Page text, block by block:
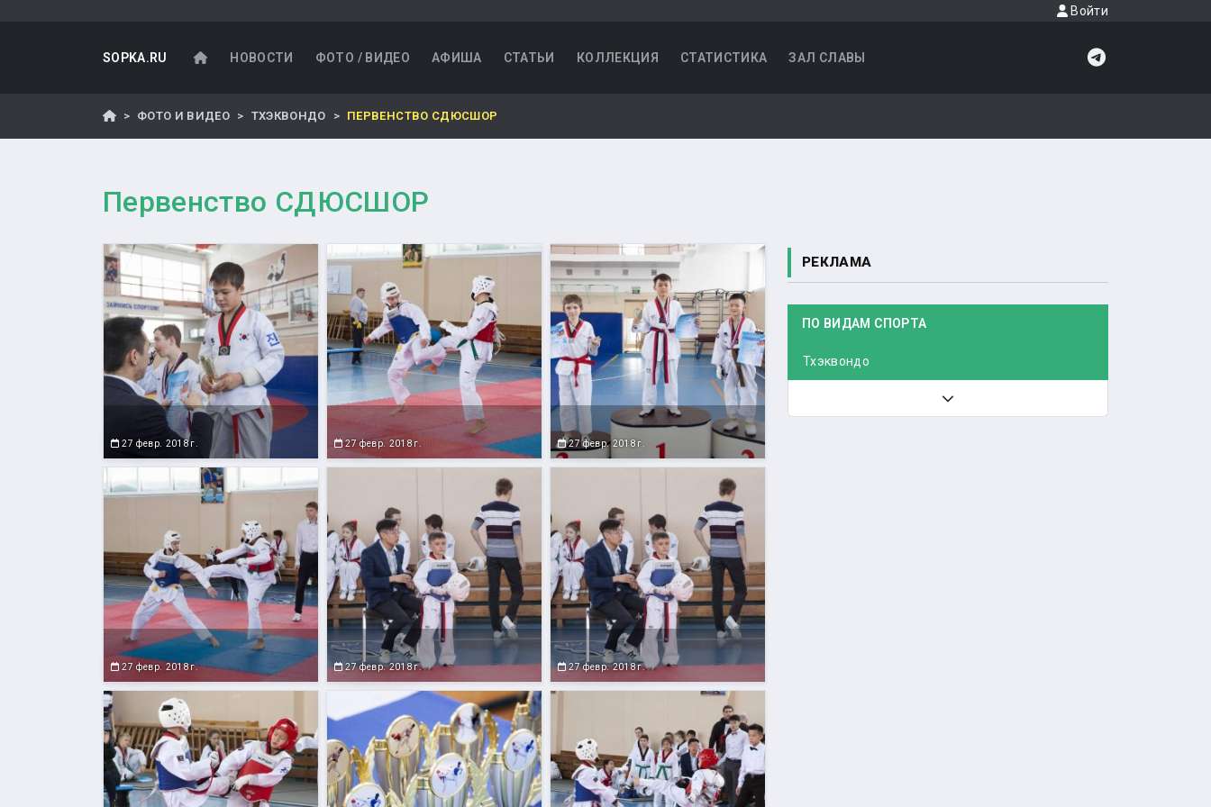
Войти
SOPKA.RU НОВОСТИ ФОТО / ВИДЕО АФИША СТАТЬИ КОЛЛЕКЦИЯ СТАТИСТИКА ЗАЛ СЛАВЫ
ФОТО И ВИДЕО ТХЭКВОНДО ПЕРВЕНСТВО СДЮСШОР
Первенство СДЮСШОР
27 февр. 2018 г. 27 февр. 2018 г. 27 февр. 2018 г.
27 февр. 2018 г. 27 февр. 2018 г. 27 февр. 2018 г.
РЕКЛАМА
ПО ВИДАМ СПОРТА
Тхэквондо